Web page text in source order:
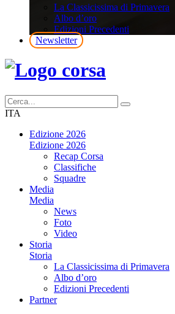
La Classicissima di Primavera
Albo d’oro
Edizioni Precedenti
Newsletter
ITA
Edizione 2026
Edizione 2026
Recap Corsa
Classifiche
Squadre
Media
Media
News
Foto
Video
Storia
Storia
La Classicissima di Primavera
Albo d’oro
Edizioni Precedenti
Partner